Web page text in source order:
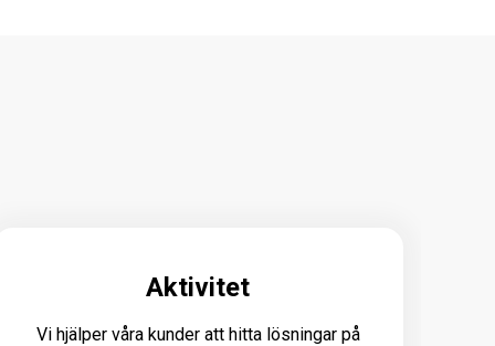
Aktivitet
Vi hjälper våra kunder att hitta lösningar på